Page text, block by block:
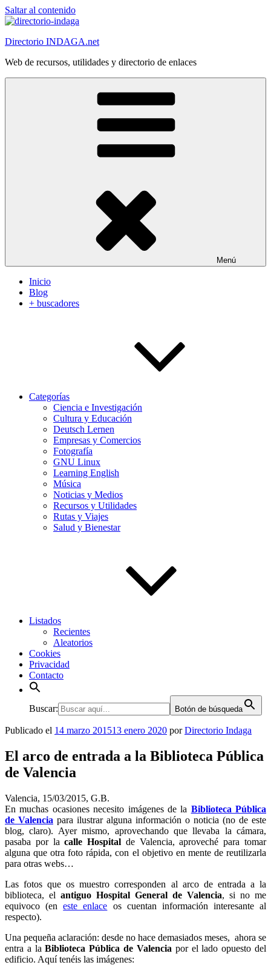
Saltar al contenido
Directorio INDAGA.net
Web de recursos, utilidades y directorio de enlaces
Menú
Inicio
Blog
+ buscadores
Categorías
Ciencia e Investigación
Cultura y Educación
Deutsch Lernen
Empresas y Comercios
Fotografía
GNU Linux
Learning English
Música
Noticias y Medios
Recursos y Utilidades
Rutas y Viajes
Salud y Bienestar
Listados
Recientes
Aleatorios
Cookies
Privacidad
Contacto
Buscar: Botón de búsqueda
Publicado el 14 marzo 201513 enero 2020 porDirectorio Indaga
El arco de entrada a la Biblioteca Pública
de Valencia
Valencia, 15/03/2015, G.B.
En muchas ocasiones necesito imágenes de la Biblioteca Pública
de Valencia para ilustrar alguna información o noticia (no de este
blog, claro). Ayer mismo, aprovechando que llevaba la cámara,
pasaba por la calle Hospital de Valencia, aproveché para tomar
alguna que otra foto rápida, con el objetivo en mente de reutilizarla
para otras webs…
Las fotos que os muestro corresponden al arco de entrada a la
biblioteca, el antiguo Hospital General de Valencia, si no me
equivoco (eneste enlace os cuentan información interesante al
respecto).
Una pequeña aclaración: desde no hace demasiados meses, ahora se
entra a laBiblioteca Pública de Valencia por el lado opuesto del
edificio. Aquí tenéis las imágenes: